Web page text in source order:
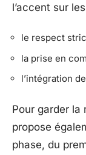
l’accent sur
le respect
la prise en
l’intégration
Pour garder la
propose
phase, du